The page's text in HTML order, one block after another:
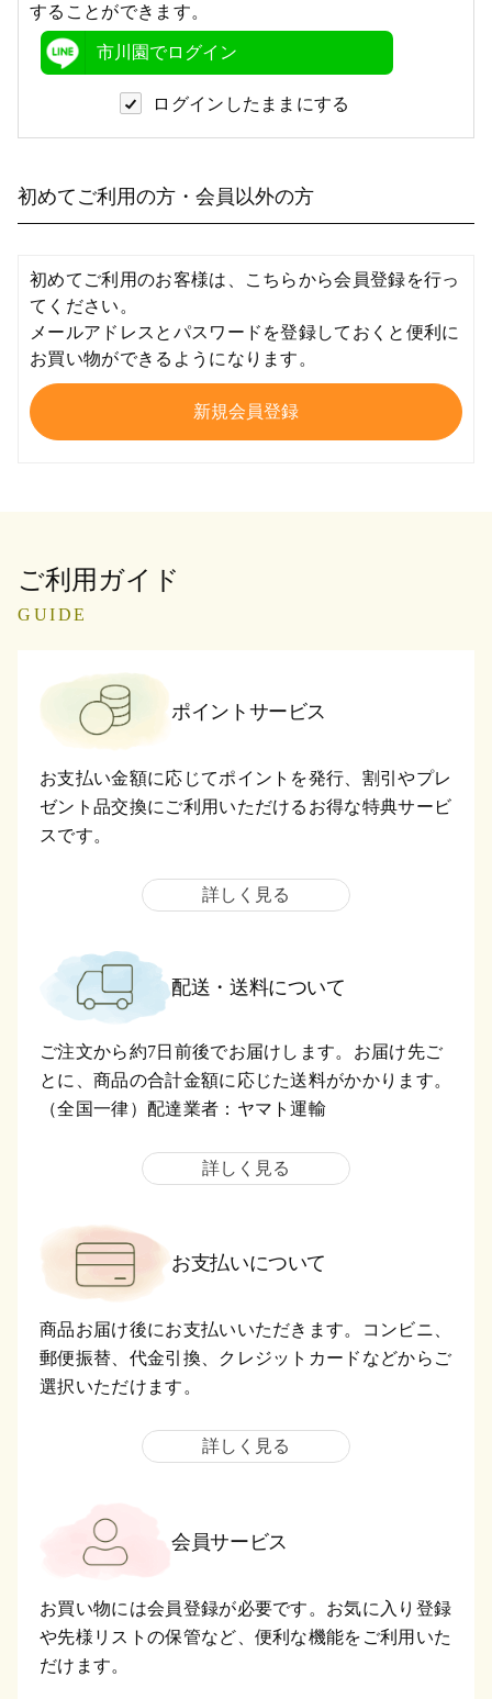
することができます。
市川園でログイン
ログインしたままにする
初めてご利用の方・会員以外の方
初めてご利用のお客様は、こちらから会員登録を行っ
てください。
メールアドレスとパスワードを登録しておくと便利に
お買い物ができるようになります。
ご利用ガイド
GUIDE
ポイントサービス
お支払い金額に応じてポイントを発行、割引やプレ
ゼント品交換にご利用いただけるお得な特典サービ
スです。
詳しく見る
配送・送料について
ご注文から約7日前後でお届けします。お届け先ご
とに、商品の合計金額に応じた送料がかかります。
（全国一律）配達業者：ヤマト運輸
詳しく見る
お支払いについて
商品お届け後にお支払いいただきます。コンビニ、
郵便振替、代金引換、クレジットカードなどからご
選択いただけます。
詳しく見る
会員サービス
お買い物には会員登録が必要です。お気に入り登録
や先様リストの保管など、便利な機能をご利用いた
だけます。